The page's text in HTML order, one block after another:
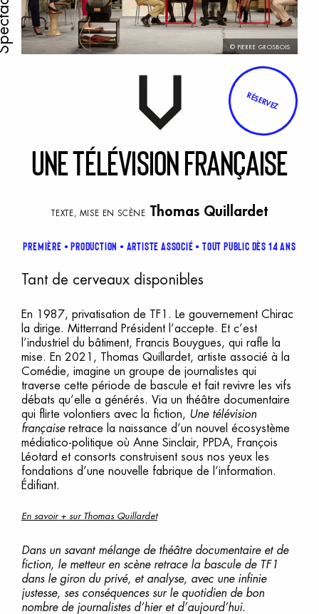
© PIERRE GROSBOIS
RÉSERVEZ
Unetélévisionfrançaise
TEXTE, MISE EN SCÈNE Thomas Quillardet
Première PRODUCTION ARTISTE ASSOCIÉ TOUT PUBLIC DÈS 14 ANS
Tant de cerveaux disponibles
En 1987, privatisation de TF1. Le gouvernement Chirac
la dirige. Mitterrand Président l’accepte. Et c’est
l’industriel du bâtiment, Francis Bouygues, qui rafle la
mise. En 2021, Thomas Quillardet, artiste associé à la
Comédie, imagine un groupe de journalistes qui
traverse cette période de bascule et fait revivre les vifs
débats qu’elle a générés. Via un théâtre documentaire
qui flirte volontiers avec la fiction, Une télévision
françaiseretrace la naissance d’un nouvel écosystème
médiatico-politique où Anne Sinclair, PPDA, François
Léotard et consorts construisent sous nos yeux les
fondations d’une nouvelle fabrique de l’information.
Édifiant.
En savoir + sur Thomas Quillardet
Dans un savant mélange de théâtre documentaire et de
fiction, le metteur en scène retrace la bascule de TF1
dans le giron du privé, et analyse, avec une infinie
justesse, ses conséquences sur le quotidien de bon
nombre de journalistes d’hier et d’aujourd’hui.